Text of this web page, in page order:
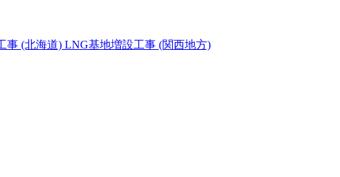
(北海道) LNG基地増設工事 (関西地方)